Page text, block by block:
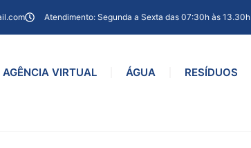
Atendimento: Segunda a Sexta das 07:30h às 13.30h
AGÊNCIA VIRTUAL ÁGUA RESÍDUOS